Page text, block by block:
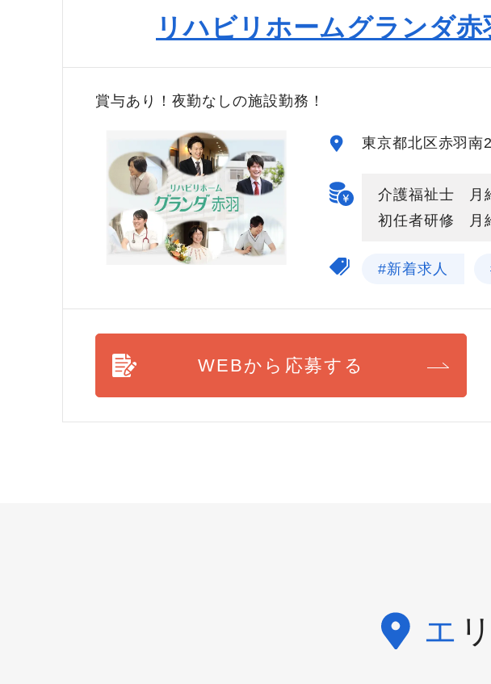
リハビリホームグランダ赤
賞与あり！夜勤なしの施設勤務！
東京都北区赤羽南
介護福祉士 月
初任者研修 月
#新着求人
WEBから応募する